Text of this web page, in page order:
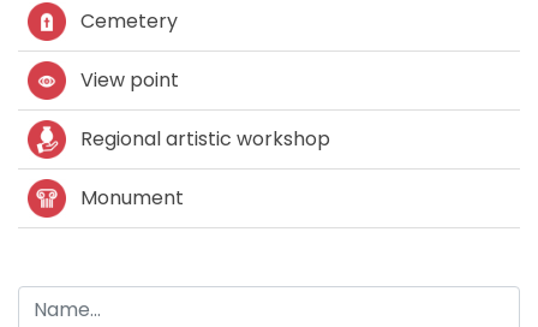
Cemetery
View point
Regional artistic workshop
Monument